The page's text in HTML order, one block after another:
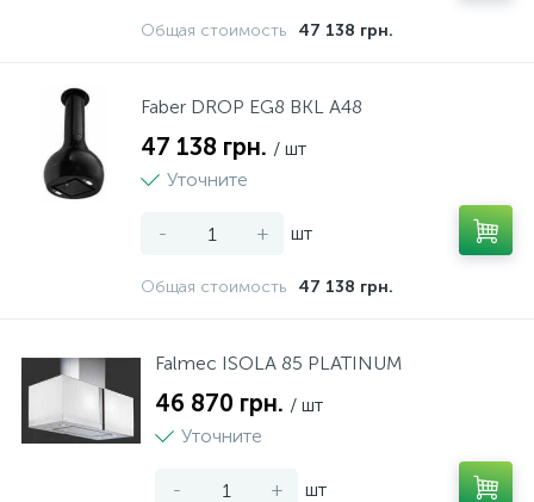
Общая стоимость 47 138 грн.
Faber DROP EG8 BKL A48
47 138 грн. / шт
Уточните
- + шт
Общая стоимость 47 138 грн.
Falmec ISOLA 85 PLATINUM
46 870 грн. / шт
Уточните
- + шт